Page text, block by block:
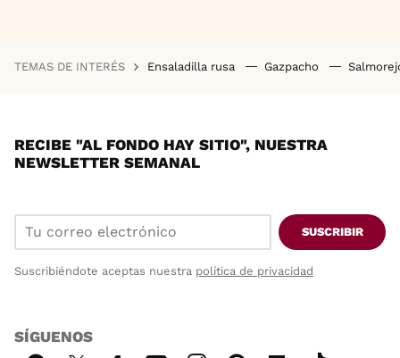
TEMAS DE INTERÉS Ensaladilla rusa Gazpacho
RECIBE "AL FONDO HAY SITIO", NUESTRA
NEWSLETTER SEMANAL
SUSCRIBIR
Suscribiéndote aceptas nuestra política de privacidad
SÍGUENOS